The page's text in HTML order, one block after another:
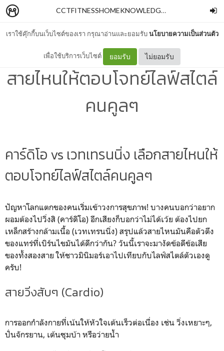
เราใช้คุ๊กกี้บนเว็บไซต์ของเรา กรุณาอ่านและยอมรับนโยบายความเป็นส่วนตัว
เพื่อใช้บริการเว็บไซต์ ยอมรับ ไม่ยอมรับ
CCTFITNESSHOMEKNOWLEDGE– Chawalit
คาร์ดิโอ vs เวทเทรนนิ่ง เลือก
สายไหนให้ตอบโจทย์ไลฟ์สไตล์
คนคูลๆ
คาร์ดิโอ vs เวทเทรนนิ่ง เลือกสายไหนให้
ตอบโจทย์ไลฟ์สไตล์คนคูลๆ
ปัญหาโลกแตกของคนเริ่มเข้าวงการสุขภาพ! บางคนบอกว่าอยาก
ผอมต้องไปวิ่งสิ (คาร์ดิโอ) อีกเสียงก็บอกว่าไม่ได้เว้ย ต้องไปยก
เหล็กสร้างกล้ามเนื้อ (เวทเทรนนิ่ง) สรุปแล้วสายไหนมันคือตัวตึง
ของแทร่ที่เบิร์นไขมันได้ดีกว่ากัน? วันนี้เราจะมางัดข้อดีข้อเสีย
ของทั้งสองสาย ให้ชาวมินิมอร์เอาไปเทียบกับไลฟ์สไตล์ตัวเองดู
ครับ!
สายวิ่งสับๆ (Cardio)
การออกกำลังกายที่เน้นให้หัวใจเต้นเร็วต่อเนื่อง เช่น วิ่งเหยาะๆ,
ปั่นจักรยาน, เต้นซุมบ้า หรือว่ายน้ำ